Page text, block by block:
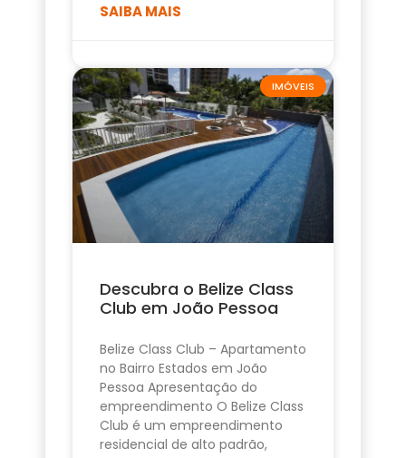
SAIBA MAIS
IMÓVEIS
Descubra o Belize Class
Club em João Pessoa
Belize Class Club – Apartamento
no Bairro Estados em João
Pessoa Apresentação do
empreendimento O Belize Class
Club é um empreendimento
residencial de alto padrão,